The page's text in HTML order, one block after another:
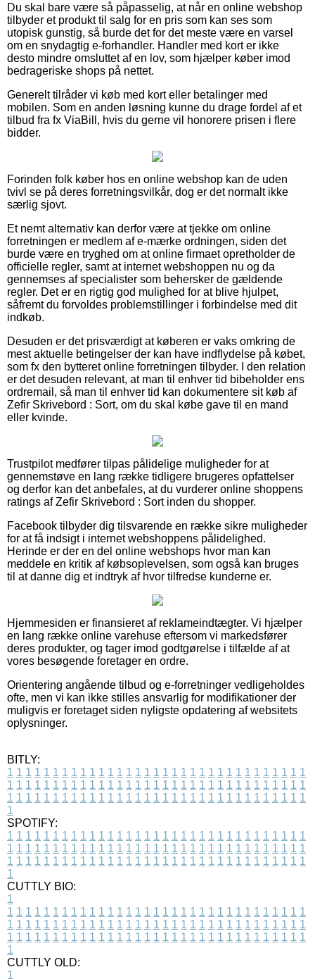
Du skal bare være så påpasselig, at når en online webshop
tilbyder et produkt til salg for en pris som kan ses som
utopisk gunstig, så burde det for det meste være en varsel
om en snydagtig e-forhandler. Handler med kort er ikke
desto mindre omsluttet af en lov, som hjælper køber imod
bedrageriske shops på nettet.
Generelt tilråder vi køb med kort eller betalinger med
mobilen. Som en anden løsning kunne du drage fordel af et
tilbud fra fx ViaBill, hvis du gerne vil honorere prisen i flere
bidder.
Forinden folk køber hos en online webshop kan de uden
tvivl se på deres forretningsvilkår, dog er det normalt ikke
særlig sjovt.
Et nemt alternativ kan derfor være at tjekke om online
forretningen er medlem af e-mærke ordningen, siden det
burde være en tryghed om at online firmaet opretholder de
officielle regler, samt at internet webshoppen nu og da
gennemses af specialister som behersker de gældende
regler. Det er en rigtig god mulighed for at blive hjulpet,
såfremt du forvoldes problemstillinger i forbindelse med dit
indkøb.
Desuden er det prisværdigt at køberen er vaks omkring de
mest aktuelle betingelser der kan have indflydelse på købet,
som fx den bytteret online forretningen tilbyder. I den relation
er det desuden relevant, at man til enhver tid bibeholder ens
ordremail, så man til enhver tid kan dokumentere sit køb af
Zefir Skrivebord : Sort, om du skal købe gave til en mand
eller kvinde.
Trustpilot medfører tilpas pålidelige muligheder for at
gennemstøve en lang række tidligere brugeres opfattelser
og derfor kan det anbefales, at du vurderer online shoppens
ratings af Zefir Skrivebord : Sort inden du shopper.
Facebook tilbyder dig tilsvarende en række sikre muligheder
for at få indsigt i internet webshoppens pålidelighed.
Herinde er der en del online webshops hvor man kan
meddele en kritik af købsoplevelsen, som også kan bruges
til at danne dig et indtryk af hvor tilfredse kunderne er.
Hjemmesiden er finansieret af reklameindtægter. Vi hjælper
en lang række online varehuse eftersom vi markedsfører
deres produkter, og tager imod godtgørelse i tilfælde af at
vores besøgende foretager en ordre.
Orientering angående tilbud og e-forretninger vedligeholdes
ofte, men vi kan ikke stilles ansvarlig for modifikationer der
muligvis er foretaget siden nyligste opdatering af websitets
oplysninger.
BITLY:
1 1 1 1 1 1 1 1 1 1 1 1 1 1 1 1 1 1 1 1 1 1 1 1 1 1 1 1 1 1 1 1 1
1 1 1 1 1 1 1 1 1 1 1 1 1 1 1 1 1 1 1 1 1 1 1 1 1 1 1 1 1 1 1 1 1
1 1 1 1 1 1 1 1 1 1 1 1 1 1 1 1 1 1 1 1 1 1 1 1 1 1 1 1 1 1 1 1 1
1
SPOTIFY:
1 1 1 1 1 1 1 1 1 1 1 1 1 1 1 1 1 1 1 1 1 1 1 1 1 1 1 1 1 1 1 1 1
1 1 1 1 1 1 1 1 1 1 1 1 1 1 1 1 1 1 1 1 1 1 1 1 1 1 1 1 1 1 1 1 1
1 1 1 1 1 1 1 1 1 1 1 1 1 1 1 1 1 1 1 1 1 1 1 1 1 1 1 1 1 1 1 1 1
1
CUTTLY BIO:
1
1 1 1 1 1 1 1 1 1 1 1 1 1 1 1 1 1 1 1 1 1 1 1 1 1 1 1 1 1 1 1 1 1
1 1 1 1 1 1 1 1 1 1 1 1 1 1 1 1 1 1 1 1 1 1 1 1 1 1 1 1 1 1 1 1 1
1 1 1 1 1 1 1 1 1 1 1 1 1 1 1 1 1 1 1 1 1 1 1 1 1 1 1 1 1 1 1 1 1
1
CUTTLY OLD:
1